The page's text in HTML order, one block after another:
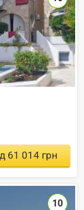
61 014 грн
10